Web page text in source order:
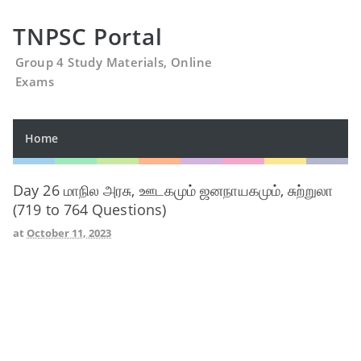
TNPSC Portal
Group 4 Study Materials, Online
Exams
Home
Day 26 மாநில அரசு, ஊடகமும் ஜனநாயகமும், சுற்றுலா
(719 to 764 Questions)
at October 11, 2023